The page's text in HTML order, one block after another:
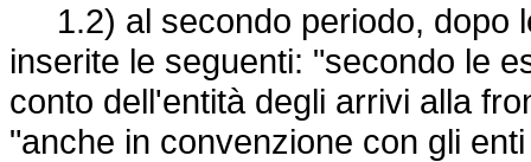
1.2) al secondo periodo, dopo
inserite le seguenti: "secondo le
conto dell'entità degli arrivi alla
"anche in convenzione con gli